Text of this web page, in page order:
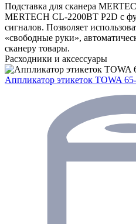
Подставка для сканера
MERTECH CL-2200BT P2D с
сигналов. Позволяет
«свободные руки»,
сканеру товары.
Расходники и аксессуары
Аппликатор этикеток TOWA